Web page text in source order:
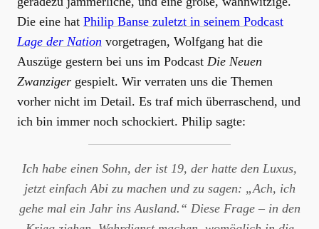
Die eine hat Philip Banse zuletzt in seinem Podcast
Lage der Nation vorgetragen, Wolfgang hat die
Auszüge gestern bei uns im Podcast Die Neuen
Zwanziger gespielt. Wir verraten uns die Themen
vorher nicht im Detail. Es traf mich überraschend, und
ich bin immer noch schockiert. Philip sagte:
Ich habe einen Sohn, der ist 19, der hatte den Luxus,
jetzt einfach Abi zu machen und zu sagen: „Ach, ich
gehe mal ein Jahr ins Ausland.“ Diese Frage – in den